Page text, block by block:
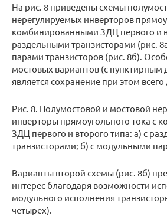
На рис. 8 приведены схемы
нерегулируемых инверторов
комбинированными ЗДЦ первого и
раздельными транзисторами (рис.
парами транзисторов (рис. 8б).
мостовых вариантов (с пунктирным
является сохранение при этом всего
Рис. 8. Полумостовой и мостовой
инверторы прямоугольного тока с
ЗДЦ первого и второго типа: а) с
транзисторами; б) с модульными
Варианты второй схемы (рис. 8б)
интерес благодаря возможности
модульного исполнения
четырех).